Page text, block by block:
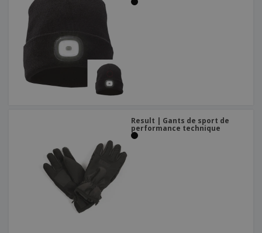
Result | Gants de sport de
performance technique